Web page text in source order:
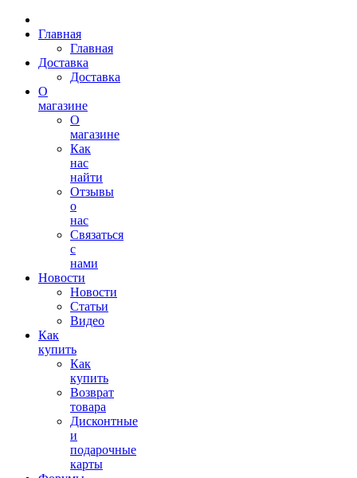
Главная
Главная
Доставка
Доставка
О
магазине
О
магазине
Как
нас
найти
Отзывы
о
нас
Связаться
с
нами
Новости
Новости
Статьи
Видео
Как
купить
Как
купить
Возврат
товара
Дисконтные
и
подарочные
карты